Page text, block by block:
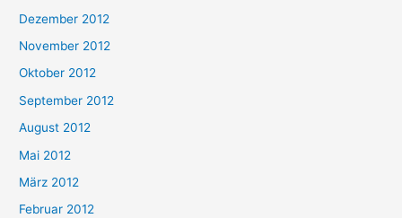
Dezember 2012
November 2012
Oktober 2012
September 2012
August 2012
Mai 2012
März 2012
Februar 2012